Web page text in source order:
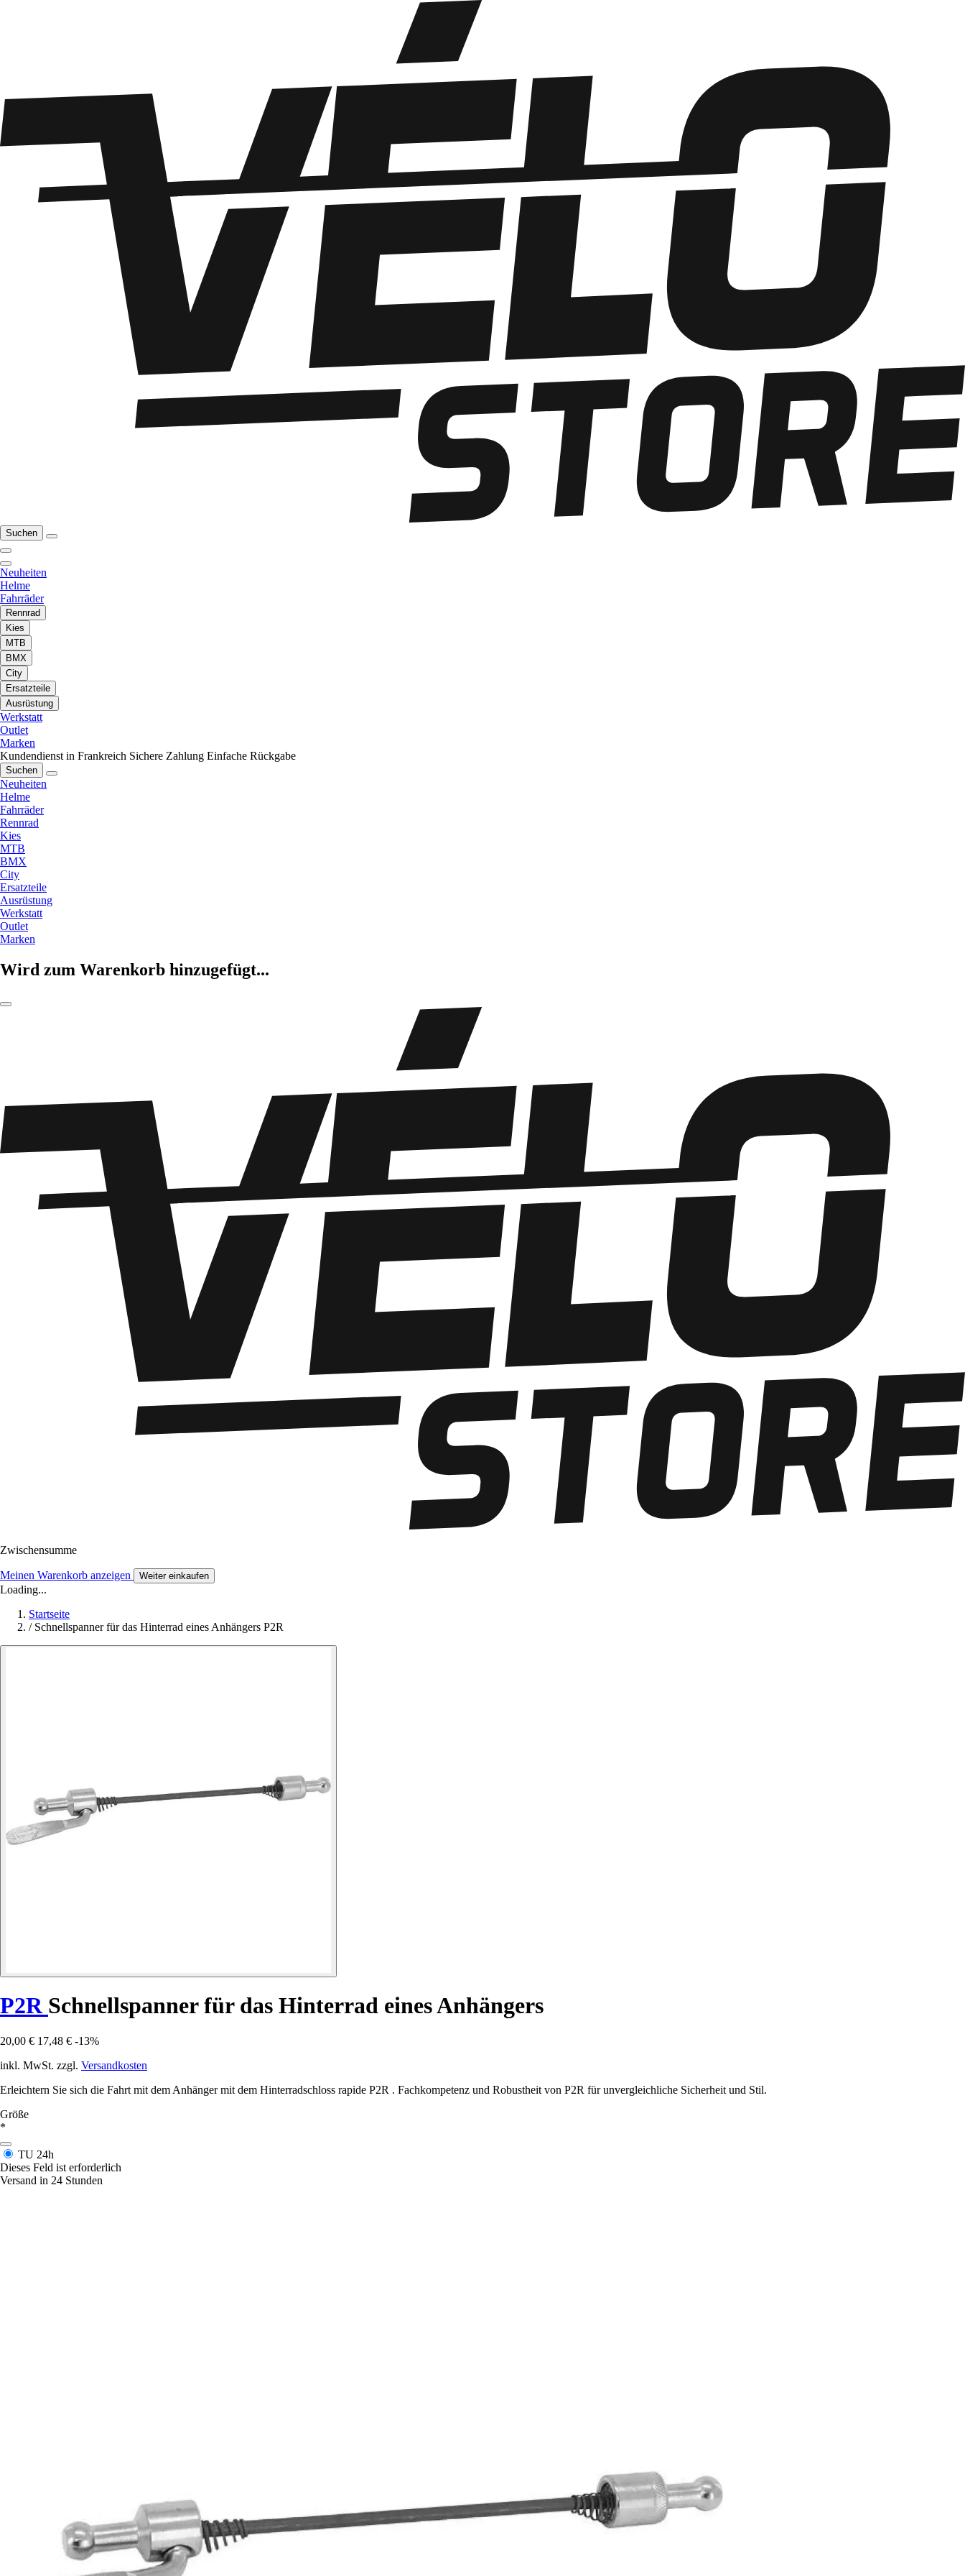
Suchen
Neuheiten
Helme
Fahrräder
Rennrad
Kies
MTB
BMX
City
Ersatzteile
Ausrüstung
Werkstatt
Outlet
Marken
Kundendienst in Frankreich Sichere Zahlung Einfache Rückgabe
Suchen
Neuheiten
Helme
Fahrräder
Rennrad
Kies
MTB
BMX
City
Ersatzteile
Ausrüstung
Werkstatt
Outlet
Marken
Wird zum Warenkorb hinzugefügt...
Zwischensumme
Meinen Warenkorb anzeigen Weiter einkaufen
Loading...
Startseite
/ Schnellspanner für das Hinterrad eines Anhängers P2R
P2R Schnellspanner für das Hinterrad eines Anhängers
20,00 € 17,48 € -13%
inkl. MwSt. zzgl. Versandkosten
Erleichtern Sie sich die Fahrt mit dem Anhänger mit dem Hinterradschloss rapide P2R . Fachkompetenz und Robustheit von P2R für unvergleichliche Sicherheit und Stil.
Größe
*
TU 24h
Dieses Feld ist erforderlich
Versand in 24 Stunden